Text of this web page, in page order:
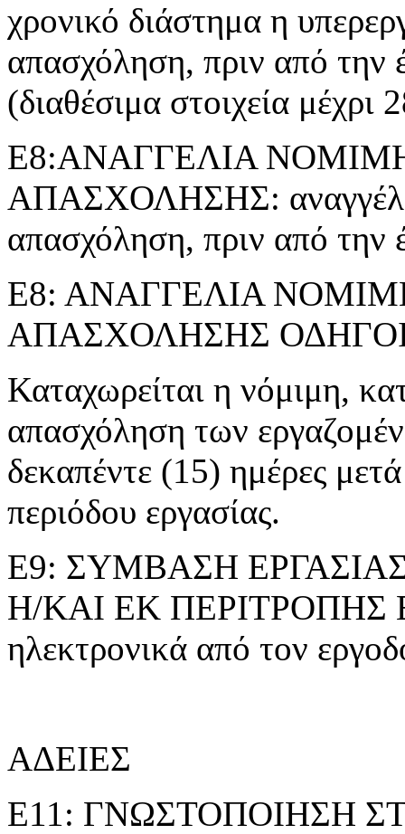
χρονικό διάστημα η
απασχόληση, πριν από την
(διαθέσιμα στοιχεία μέχρι
Ε8:ΑΝΑΓΓΕΛΙΑ
ΑΠΑΣΧΟΛΗΣΗΣ:
απασχόληση, πριν από την
Ε8: ΑΝΑΓΓΕΛΙΑ
ΑΠΑΣΧΟΛΗΣΗΣ
Καταχωρείται η νόμιμη,
απασχόληση των
δεκαπέντε (15) ημέρες
περιόδου εργασίας.
Ε9: ΣΥΜΒΑΣΗ
Η/ΚΑΙ ΕΚ ΠΕΡΙΤΡΟΠΗΣ
ηλεκτρονικά από τον
ΑΔΕΙΕΣ
Ε11: ΓΝΩΣΤΟΠΟΙΗΣΗ